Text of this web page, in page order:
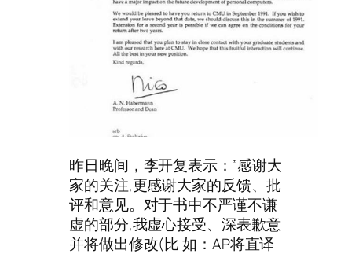
昨日晚间，李开复表示：”感谢大
家的关注,更感谢大家的反馈、批
评和意见。对于书中不严谨不谦
虚的部分,我虚心接受、深表歉意
并将做出修改(比 如：AP将直译